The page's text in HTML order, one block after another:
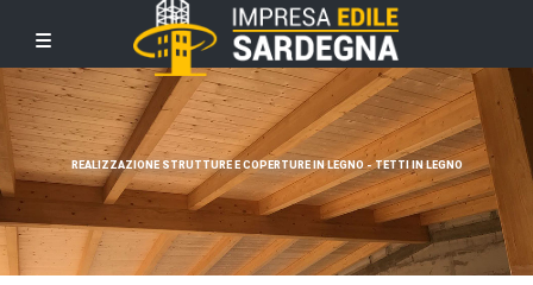
REALIZZAZIONE STRUTTURE E COPERTURE IN LEGNO - TETTI IN LEGNO